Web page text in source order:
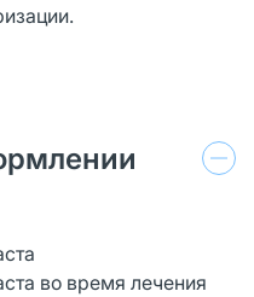
во время лечения